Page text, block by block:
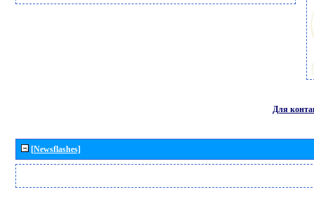
Для
[Newsflashes]